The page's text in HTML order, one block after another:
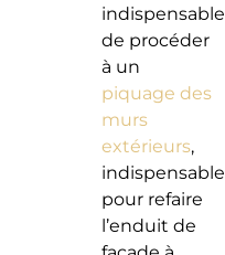
indispensable
de procéder
à un
piquage des
murs
extérieurs,
indispensable
pour refaire
l’enduit de